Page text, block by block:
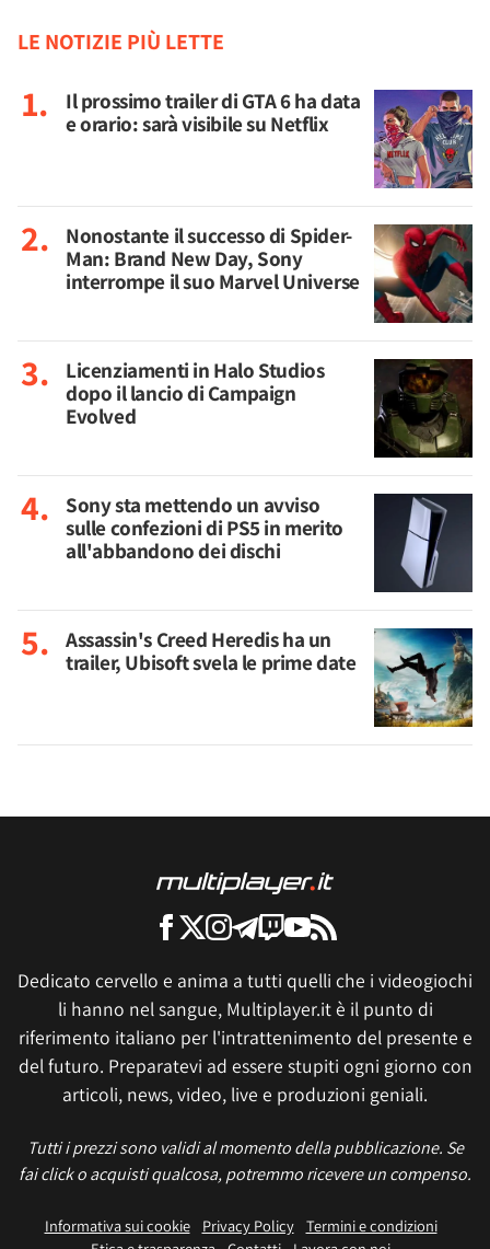
LE NOTIZIE PIÙ LETTE
Il prossimo trailer di GTA 6 ha data
e orario: sarà visibile su Netflix
Nonostante il successo di Spider-
Man: Brand New Day, Sony
interrompe il suo Marvel Universe
Licenziamenti in Halo Studios
dopo il lancio di Campaign
Evolved
Sony sta mettendo un avviso
sulle confezioni di PS5 in merito
all'abbandono dei dischi
Assassin's Creed Heredis ha un
trailer, Ubisoft svela le prime date
Dedicato cervello e anima a tutti quelli che i videogiochi
li hanno nel sangue, Multiplayer.it è il punto di
riferimento italiano per l'intrattenimento del presente e
del futuro. Preparatevi ad essere stupiti ogni giorno con
articoli, news, video, live e produzioni geniali.
Tutti i prezzi sono validi al momento della pubblicazione. Se
fai click o acquisti qualcosa, potremmo ricevere un compenso.
Informativa sui cookie Privacy Policy
Termini e condizioni